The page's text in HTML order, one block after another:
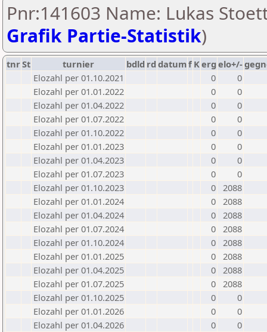
Pnr:141603 Name: Lukas
Grafik Partie-Statistik)
tnrSt turnier bdld rd datumf Kerg elo+/-
Elozahl per 01.10.2021
0
0
Elozahl per 01.01.2022
0
0
Elozahl per 01.04.2022
0
0
Elozahl per 01.07.2022
0
0
Elozahl per 01.10.2022
0
0
Elozahl per 01.01.2023
0
0
Elozahl per 01.04.2023
0
0
Elozahl per 01.07.2023
0
0
Elozahl per 01.10.2023
0 2088
Elozahl per 01.01.2024
0 2088
Elozahl per 01.04.2024
0 2088
Elozahl per 01.07.2024
0 2088
Elozahl per 01.10.2024
0 2088
Elozahl per 01.01.2025
0 2088
Elozahl per 01.04.2025
0 2088
Elozahl per 01.07.2025
0 2088
Elozahl per 01.10.2025
0
0
Elozahl per 01.01.2026
0
0
Elozahl per 01.04.2026
0
0